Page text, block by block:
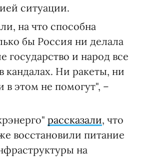
ситуации.
на что способна
бы Россия ни делала
государство и народ все
кандалах. Ни ракеты, ни
в этом не помогут", –
рассказали, что
восстановили питание
на